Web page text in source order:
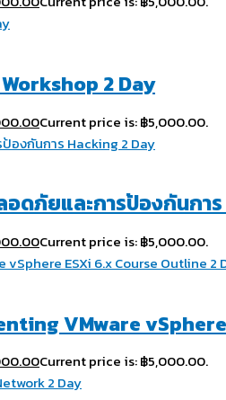
2 Day
Current price is: ฿5,000.00.
ดภัยและการป้องกันกา
Current price is: ฿5,000.00.
VMware
Current price is: ฿5,000.00.